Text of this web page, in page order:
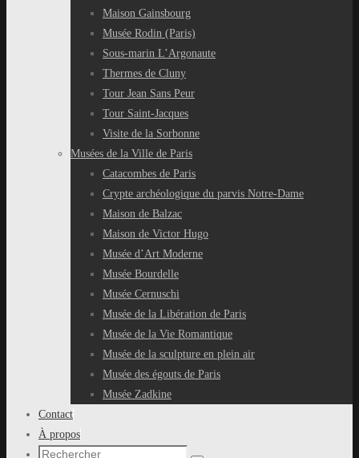
Maison Gainsbourg
Musée Rodin (Paris)
Sous-marin L’Argonaute
Thermes de Cluny
Tour Jean Sans Peur
Tour Saint-Jacques
Visite de la Sorbonne
Musées de la Ville de Paris
Catacombes de Paris
Crypte archéologique du parvis Notre-Dame
Maison de Balzac
Maison de Victor Hugo
Musée d’Art Moderne
Musée Bourdelle
Musée Cernuschi
Musée de la Libération de Paris
Musée de la Vie Romantique
Musée de la sculpture en plein air
Musée des égouts de Paris
Musée Zadkine
Contact
À propos
Recherche